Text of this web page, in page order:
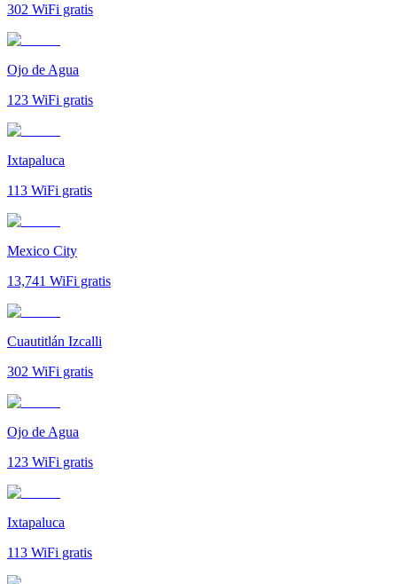
302 WiFi gratis
Ojo de Agua
123 WiFi gratis
Ixtapaluca
113 WiFi gratis
Mexico City
13,741 WiFi gratis
Cuautitlán Izcalli
302 WiFi gratis
Ojo de Agua
123 WiFi gratis
Ixtapaluca
113 WiFi gratis